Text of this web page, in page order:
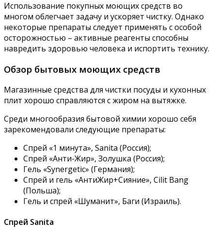
Использование покупных моющих средств во
многом облегчает задачу и ускоряет чистку. Однако
некоторые препараты следует применять с особой
осторожностью – активные реагенты способны
навредить здоровью человека и испортить технику.
Обзор бытовых моющих средств
Магазинные средства для чистки посуды и кухонных
плит хорошо справляются с жиром на вытяжке.
Среди многообразия бытовой химии хорошо себя
зарекомендовали следующие препараты:
Спрей «1 минута», Sanita (Россия);
Спрей «Анти-Жир», Золушка (Россия);
Гель «Synergetic» (Германия);
Спрей и гель «АнтиЖир+Сияние», Cilit Bang
(Польша);
Гель и спрей «Шуманит», Баги (Израиль).
Спрей Sanita